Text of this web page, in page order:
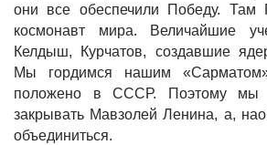
они все обеспечили Победу. Там
космонавт мира. Величайшие
Келдыш, Курчатов, создавшие
Мы гордимся нашим
положено в СССР. Поэтому мы
закрывать Мавзолей Ленина, а,
объединиться.